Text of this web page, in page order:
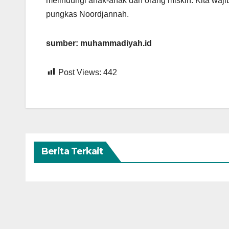
pungkas Noordjannah.
sumber: muhammadiyah.id
Post Views: 442
Berita Terkait